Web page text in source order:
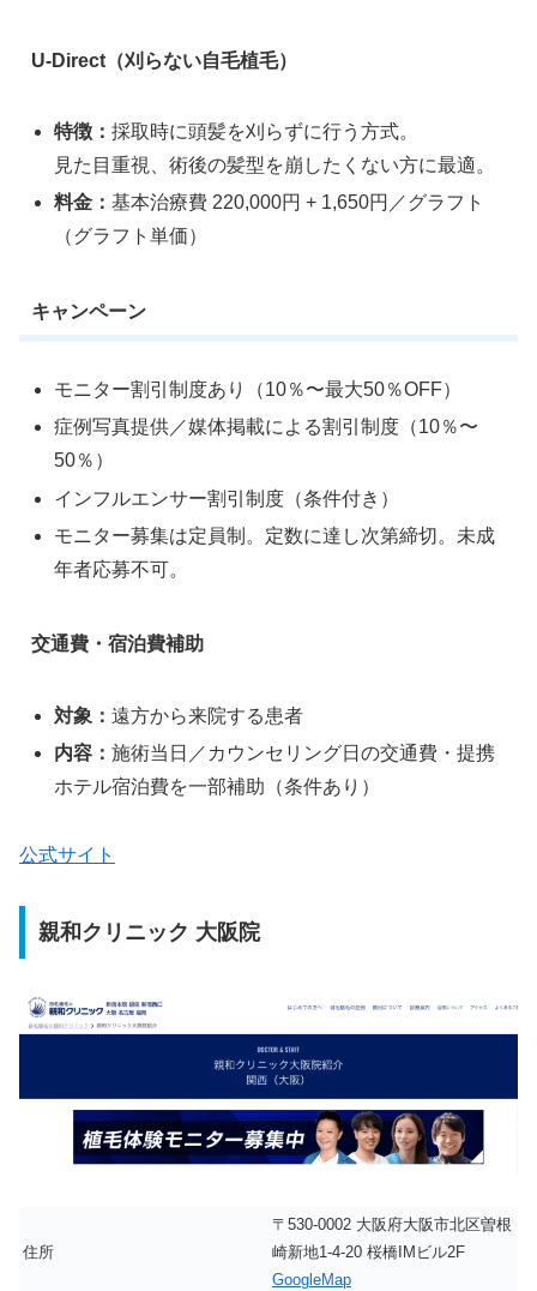
U-Direct（刈らない自毛植毛）
特徴：採取時に頭髪を刈らずに行う方式。
見た目重視、術後の髪型を崩したくない方に最適。
料金：基本治療費 220,000円 + 1,650円／グラフト
（グラフト単価）
キャンペーン
モニター割引制度あり（10％〜最大50％OFF）
症例写真提供／媒体掲載による割引制度（10％〜
50％）
インフルエンサー割引制度（条件付き）
モニター募集は定員制。定数に達し次第締切。未成
年者応募不可。
交通費・宿泊費補助
対象：遠方から来院する患者
内容：施術当日／カウンセリング日の交通費・提携
ホテル宿泊費を一部補助（条件あり）
公式サイト
親和クリニック 大阪院
住所
〒530-0002 大阪府大阪市北区曽根
崎新地1-4-20 桜橋IMビル2F
GoogleMap